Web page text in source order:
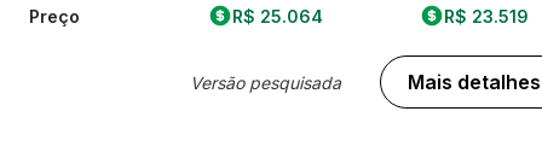
Preço R$ 25.064
Versão pesquisada
R$ 23.519
Mais detalhes